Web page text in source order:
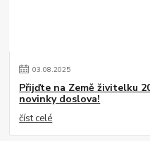
03.08.2025
Přijďte na Země živitelku
novinky doslova!
číst celé